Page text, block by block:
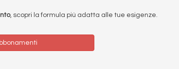
, scopri la formula più adatta alle tue esigenze.